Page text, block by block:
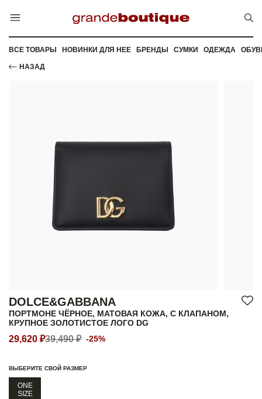
ВСЕ ТОВАРЫ НОВИНКИ ДЛЯ НЕЕ БРЕНДЫ СУМКИ ОДЕЖДА
НАЗАД
DOLCE&GABBANA
ПОРТМОНЕ ЧЁРНОЕ, МАТОВАЯ КОЖА, С КЛАПАНОМ,
КРУПНОЕ ЗОЛОТИСТОЕ ЛОГО DG
29,620 ₽39,490 ₽ -25%
ВЫБЕРИТЕ СВОЙ РАЗМЕР
ONE
SIZE